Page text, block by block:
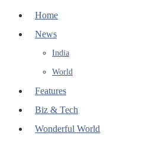
Home
News
India
World
Features
Biz & Tech
Wonderful World